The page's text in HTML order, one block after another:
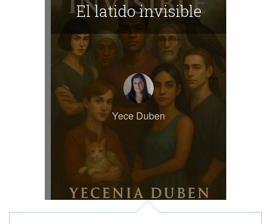
El latido invisible
Yece Duben